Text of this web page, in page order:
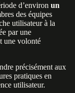
d’environ un
des équipes
utilisateur à la
par une
une volonté
précisément aux
pratiques en
utilisateur.